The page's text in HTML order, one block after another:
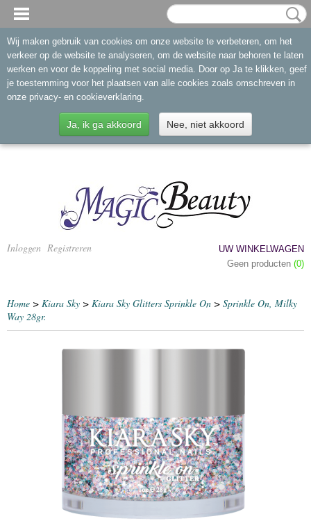
Inloggen Registreren
UW WINKELWAGEN
Geen producten (0)
Home > Kiara Sky > Kiara Sky Glitters Sprinkle On > Sprinkle On, Milky
Way 28gr.
Wij maken gebruik van cookies om onze website te verbeteren, om het
verkeer op de website te analyseren, om de website naar behoren te laten
werken en voor de koppeling met social media. Door op Ja te klikken, geef
je toestemming voor het plaatsen van alle cookies zoals omschreven in
onze privacy- en cookieverklaring.
Ja, ik ga akkoord Nee, niet akkoord